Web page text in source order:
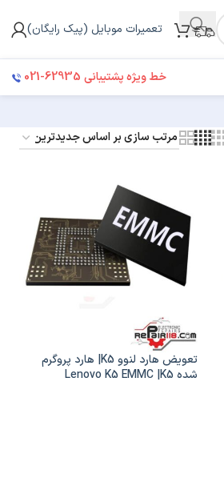
تعمیرات موبایل (پیک رایگان)
خط ویژه پشتیبانی 021-62935
تعویض هارد لنوو K5| هارد پروگرم
شده Lenovo K5 EMMC |K5